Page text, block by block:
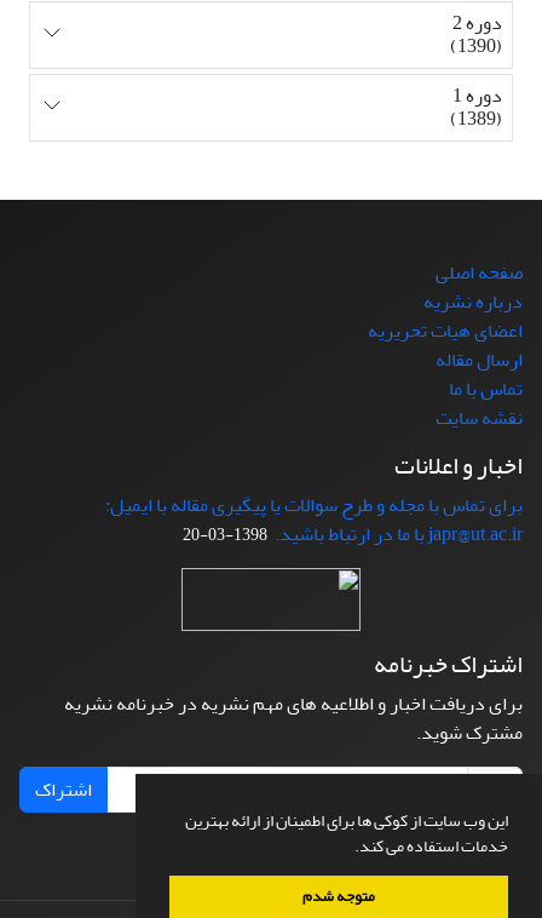
این وب سایت از کوکی ها برای اطمینان از ارائه بهترین
خدمات استفاده می کند.
متوجه شدم
دوره 2
(1390)
دوره 1
(1389)
صفحه اصلی
درباره نشریه
اعضای هیات تحریریه
ارسال مقاله
تماس با ما
نقشه سایت
اخبار و اعلانات
برای تماس با مجله و طرح سوالات یا پیگیری مقاله با ایمیل:
japr@ut.ac.ir با ما در ارتباط باشید.
1398-03-20
اشتراک خبرنامه
برای دریافت اخبار و اطلاعیه های مهم نشریه در خبرنامه نشریه
مشترک شوید.
اشتراک